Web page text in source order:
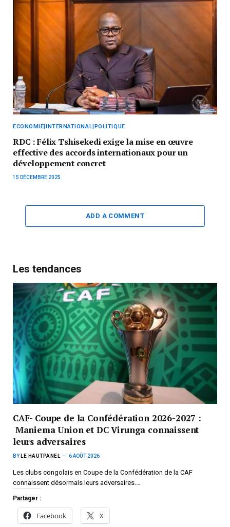
ECONOMIE|INTERNATIONAL|POLITIQUE
RDC : Félix Tshisekedi exige la mise en œuvre
effective des accords internationaux pour un
développement concret
15 DÉCEMBRE 2025
ADD A COMMENT
Les tendances
CAF- Coupe de la Confédération 2026-2027 :
Maniema Union et DC Virunga connaissent
leurs adversaires
BY LE HAUTPANEL 6 AOÛT 2026
Les clubs congolais en Coupe de la Confédération de la CAF
connaissent désormais leurs adversaires.…
Partager :
Facebook X